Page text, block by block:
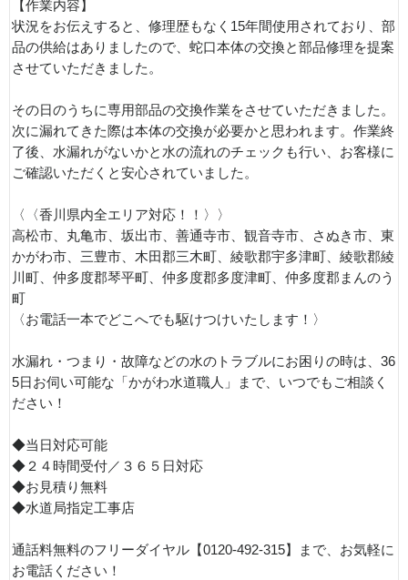
【作業内容】
状況をお伝えすると、修理歴もなく15年間使用されており、部
品の供給はありましたので、蛇口本体の交換と部品修理を提案
させていただきました。
その日のうちに専用部品の交換作業をさせていただきました。
次に漏れてきた際は本体の交換が必要かと思われます。作業終
了後、水漏れがないかと水の流れのチェックも行い、お客様に
ご確認いただくと安心されていました。
〈〈香川県内全エリア対応！！〉〉
高松市、丸亀市、坂出市、善通寺市、観音寺市、さぬき市、東
かがわ市、三豊市、木田郡三木町、綾歌郡宇多津町、綾歌郡綾
川町、仲多度郡琴平町、仲多度郡多度津町、仲多度郡まんのう
町
〈お電話一本でどこへでも駆けつけいたします！〉
水漏れ・つまり・故障などの水のトラブルにお困りの時は、36
5日お伺い可能な「かがわ水道職人」まで、いつでもご相談く
ださい！
◆当日対応可能
◆２４時間受付／３６５日対応
◆お見積り無料
◆水道局指定工事店
通話料無料のフリーダイヤル【0120-492-315】まで、お気軽に
お電話ください！